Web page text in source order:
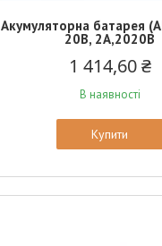
Акумуляторна батарея
20В, 2А,2020B
1 414,60 ₴
В наявності
Купити